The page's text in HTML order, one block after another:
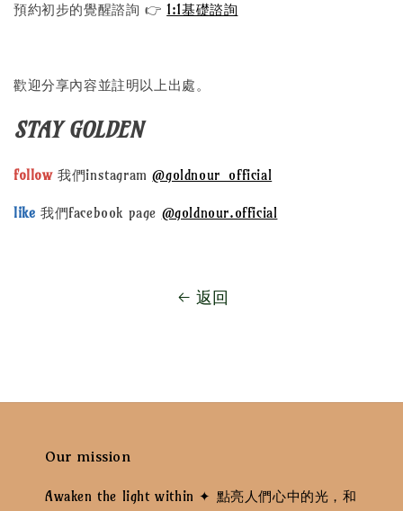
預約初步的覺醒諮詢 👉1:1基礎諮詢
歡迎分享內容並註明以上出處。
STAY GOLDEN
follow我們instagram@goldnour_official
like 我們facebook page @goldnour.official
返回
Our mission
Awaken the light within ✦ 點亮人們心中的光，和